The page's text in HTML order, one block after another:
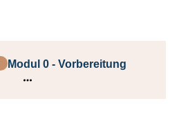
Modul 0 - Vorbereitung